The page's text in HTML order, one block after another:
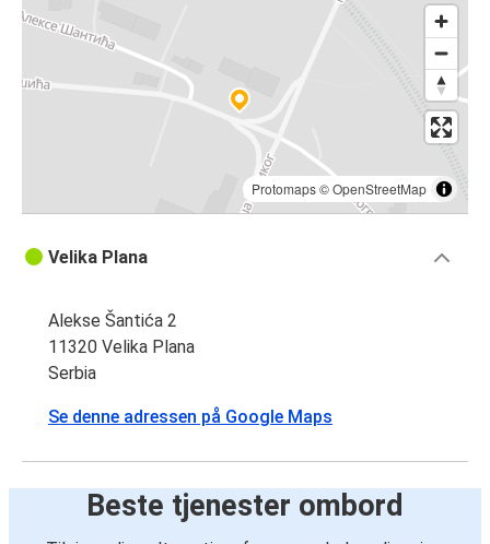
Protomaps©OpenStreetMap
Velika Plana
Alekse Šantića 2
11320 Velika Plana
Serbia
Se denne adressen på Google Maps
Beste tjenester ombord